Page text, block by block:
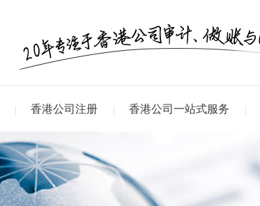
香港公司注册 香港公司一站式服务